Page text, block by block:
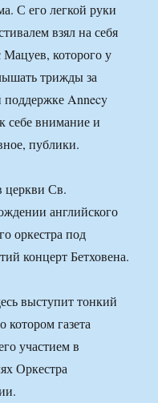
С его легкой руки
взял на себя
которого у
трижды за
Annecy
себе внимание и
публики.
церкви Св.
английского
оркестра под
концерт Бетховена.
выступит тонкий
газета
участием в
Оркестра